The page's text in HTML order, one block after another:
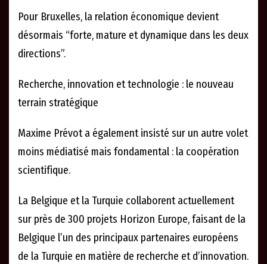
Pour Bruxelles, la relation économique devient
désormais “forte, mature et dynamique dans les deux
directions”.
Recherche, innovation et technologie : le nouveau
terrain stratégique
Maxime Prévot a également insisté sur un autre volet
moins médiatisé mais fondamental : la coopération
scientifique.
La Belgique et la Turquie collaborent actuellement
sur près de 300 projets Horizon Europe, faisant de la
Belgique l’un des principaux partenaires européens
de la Turquie en matière de recherche et d’innovation.